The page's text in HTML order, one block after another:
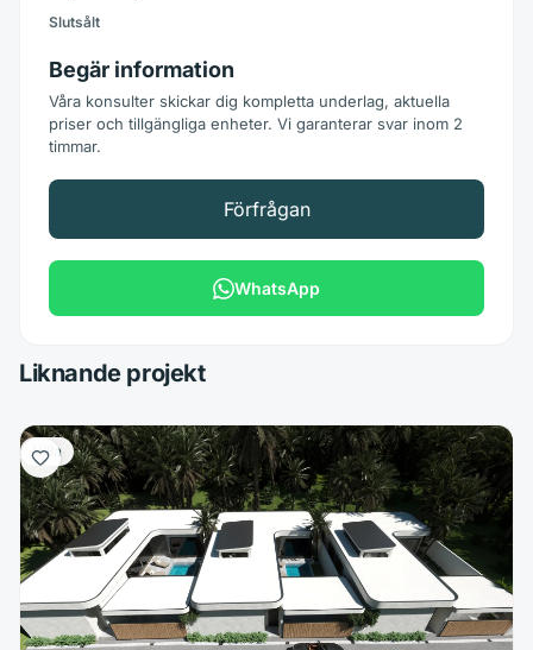
Slutsålt
Begär information
Våra konsulter skickar dig kompletta underlag, aktuella
priser och tillgängliga enheter. Vi garanterar svar inom 2
timmar.
Förfrågan
WhatsApp
Liknande projekt
Villa